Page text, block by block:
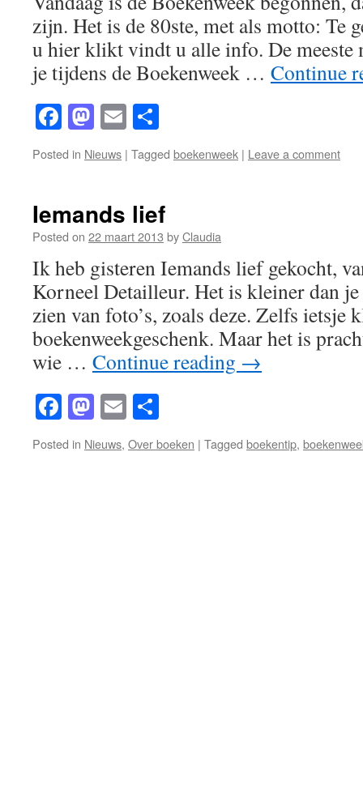
zijn. Het is de 80ste, met als motto: Te
u hier klikt vindt u alle info. De meeste
je tijdens de Boekenweek … Continue
Facebook
Mastodon
Email
Posted in Nieuws | Tagged boekenweek | Leave a comment
Iemands lief
Posted on 22 maart 2013 byClaudia
Ik heb gisteren Iemands lief gekocht,
Korneel Detailleur. Het is kleiner dan
zien van foto’s, zoals deze. Zelfs ietsje
boekenweekgeschenk. Maar het is
wie … Continue reading →
Facebook
Mastodon
Email
Posted in Nieuws, Over boeken | Tagged boekentip,